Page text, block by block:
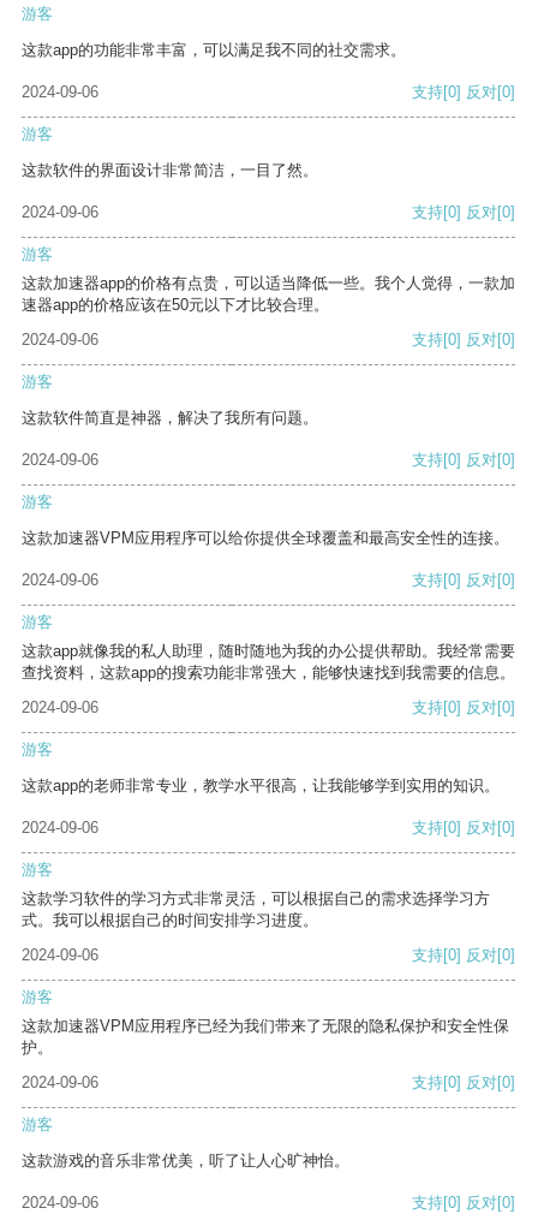
游客
这款app的功能非常丰富，可以满足我不同的社交需求。
2024-09-06 支持[0] 反对[0]
游客
这款软件的界面设计非常简洁，一目了然。
2024-09-06 支持[0] 反对[0]
游客
这款加速器app的价格有点贵，可以适当降低一些。我个人觉得，一款加
速器app的价格应该在50元以下才比较合理。
2024-09-06
支持[0] 反对[0]
游客
这款软件简直是神器，解决了我所有问题。
2024-09-06 支持[0] 反对[0]
游客
这款加速器VPM应用程序可以给你提供全球覆盖和最高安全性的连接。
2024-09-06 支持[0] 反对[0]
游客
这款app就像我的私人助理，随时随地为我的办公提供帮助。我经常需要
查找资料，这款app的搜索功能非常强大，能够快速找到我需要的信息。
2024-09-06
支持[0] 反对[0]
游客
这款app的老师非常专业，教学水平很高，让我能够学到实用的知识。
2024-09-06 支持[0] 反对[0]
游客
这款学习软件的学习方式非常灵活，可以根据自己的需求选择学习方
式。我可以根据自己的时间安排学习进度。
2024-09-06
支持[0] 反对[0]
游客
这款加速器VPM应用程序已经为我们带来了无限的隐私保护和安全性保
护。
2024-09-06
支持[0] 反对[0]
游客
这款游戏的音乐非常优美，听了让人心旷神怡。
2024-09-06 支持[0] 反对[0]